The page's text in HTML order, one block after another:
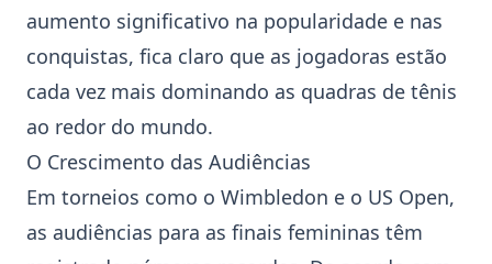
aumento significativo na popularidade e nas
conquistas, fica claro que as jogadoras estão
cada vez mais dominando as quadras de tênis
ao redor do mundo.
O Crescimento das Audiências
Em torneios como o Wimbledon e o US Open,
as audiências para as finais femininas têm